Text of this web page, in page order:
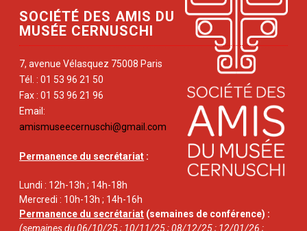
SOCIÉTÉ DES AMIS DU
MUSÉE CERNUSCHI
7, avenue Vélasquez 75008 Paris
Tél. : 01 53 96 21 50
Fax : 01 53 96 21 96
Email:
amismuseecernuschi@gmail.com
Permanence du secrétariat :
Lundi : 12h-13h ; 14h-18h
Mercredi : 10h-13h ; 14h-16h
Permanence du secrétariat (semaines de conférence) :
(semaines du 06/10/25 ; 10/11/25 ; 08/12/25 ; 12/01/26 ;